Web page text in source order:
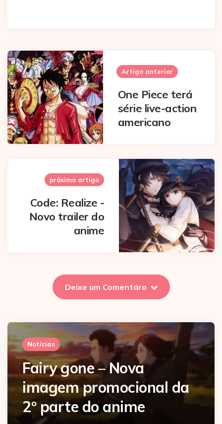
Post
navigation
Artigo anterior
One Piece terá
série live-action
americano
próximo artigo
Code: Realize -
Novo trailer do
anime
Deixe um Comentáro
Notícias
Fairy gone – Nova
imagem promocional da
2º parte do anime